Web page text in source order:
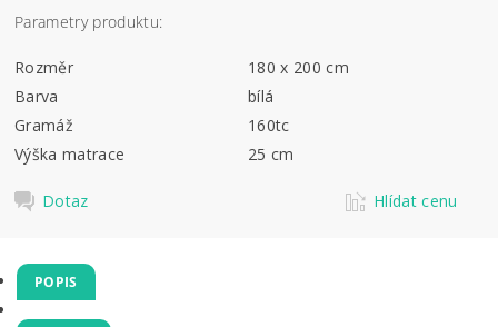
Parametry produktu:
Rozměr
180 x 200 cm
Barva
bílá
Gramáž
160tc
Výška matrace
25 cm
Dotaz Hlídat cenu
POPIS